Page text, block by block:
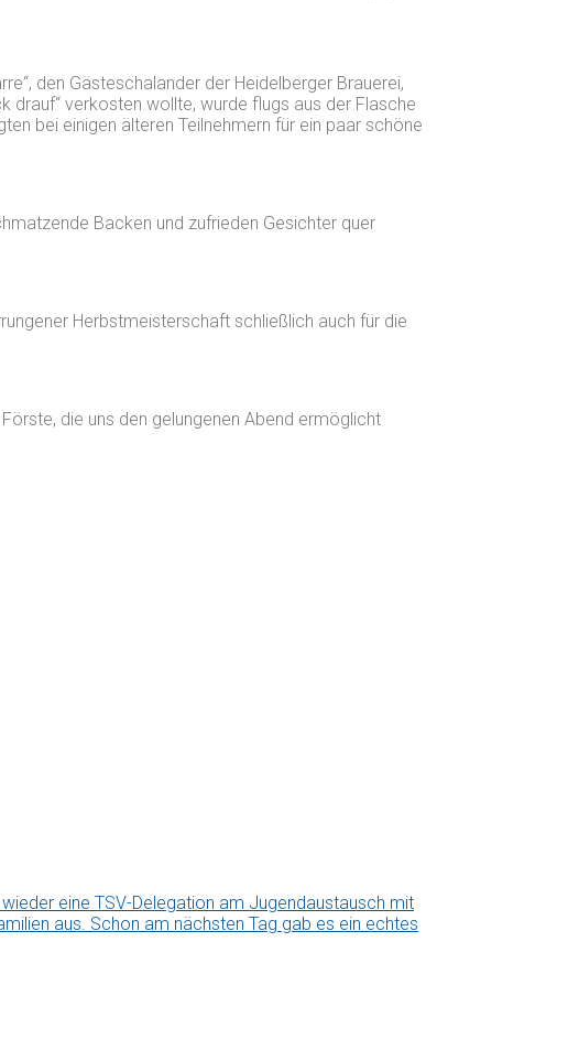
den Gästeschalander der Heidelberger Brauerei,
drauf“ verkosten wollte, wurde flugs aus der Flasche
bei einigen älteren Teilnehmern für ein paar schöne
Backen und zufrieden Gesichter quer
Herbstmeisterschaft schließlich auch für die
die uns den gelungenen Abend ermöglicht
eine TSV-Delegation am Jugendaustausch mit
aus. Schon am nächsten Tag gab es ein echtes